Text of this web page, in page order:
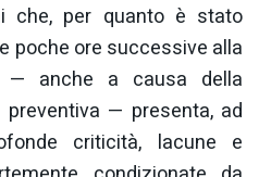
che, per quanto è stato
poche ore successive alla
— anche a causa della
— presenta, ad
criticità, lacune e